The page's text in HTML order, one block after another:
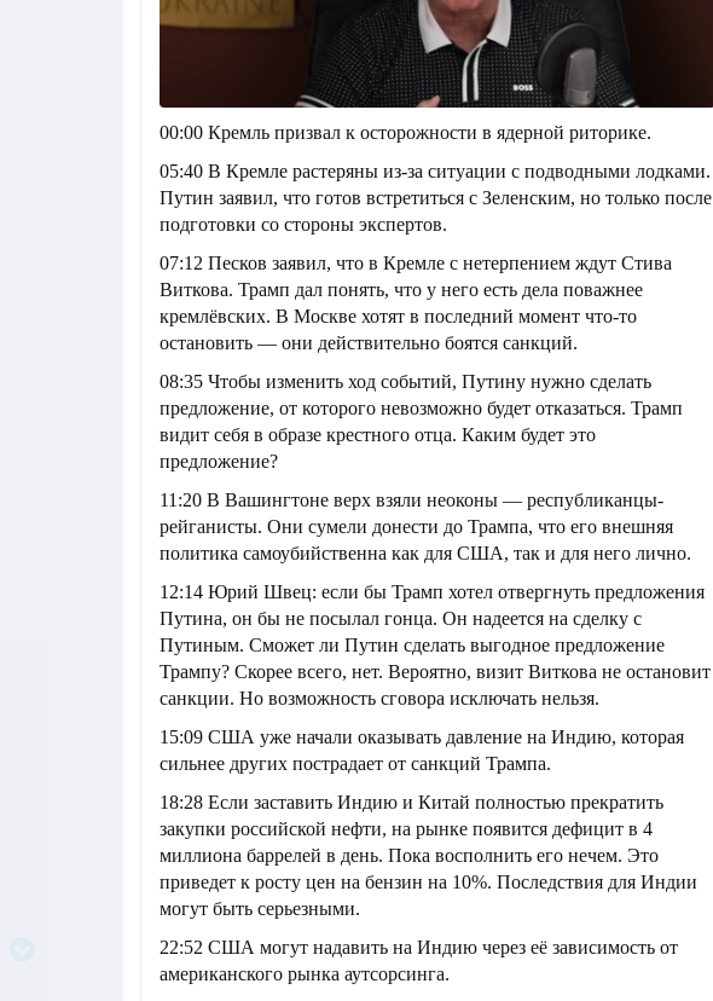
00:00 Кремль призвал к осторожности в ядерной риторике.
05:40 В Кремле растеряны из-за ситуации с подводными лодками.
Путин заявил, что готов встретиться с Зеленским, но только после
подготовки со стороны экспертов.
07:12 Песков заявил, что в Кремле с нетерпением ждут Стива
Виткова. Трамп дал понять, что у него есть дела поважнее
кремлёвских. В Москве хотят в последний момент что-то
остановить — они действительно боятся санкций.
08:35 Чтобы изменить ход событий, Путину нужно сделать
предложение, от которого невозможно будет отказаться. Трамп
видит себя в образе крестного отца. Каким будет это
предложение?
11:20 В Вашингтоне верх взяли неоконы — республиканцы-
рейганисты. Они сумели донести до Трампа, что его внешняя
политика самоубийственна как для США, так и для него лично.
12:14 Юрий Швец: если бы Трамп хотел отвергнуть предложения
Путина, он бы не посылал гонца. Он надеется на сделку с
Путиным. Сможет ли Путин сделать выгодное предложение
Трампу? Скорее всего, нет. Вероятно, визит Виткова не остановит
санкции. Но возможность сговора исключать нельзя.
15:09 США уже начали оказывать давление на Индию, которая
сильнее других пострадает от санкций Трампа.
18:28 Если заставить Индию и Китай полностью прекратить
закупки российской нефти, на рынке появится дефицит в 4
миллиона баррелей в день. Пока восполнить его нечем. Это
приведет к росту цен на бензин на 10%. Последствия для Индии
могут быть серьезными.
22:52 США могут надавить на Индию через её зависимость от
американского рынка аутсорсинга.